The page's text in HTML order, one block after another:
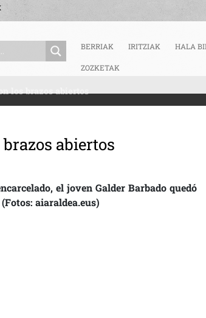
BERRIAK IRITZIAK HALA
ZOZKETAK
los brazos abiertos
abiertos
RECIBE A GALDER BARBADO CON LOS BRAZOS
el joven Galder Barbado quedó
aiaraldea.eus)